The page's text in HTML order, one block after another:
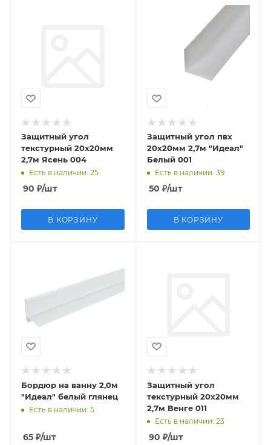
Защитный угол
текстурный 20х20мм
2,7м Ясень 004
Есть в наличии: 25
90 ₽/шт
В КОРЗИНУ
Защитный угол пвх
20х20мм 2,7м "Идеал"
Белый 001
Есть в наличии: 39
50 ₽/шт
В КОРЗИНУ
Бордюр на ванну 2,0м
"Идеал" белый глянец
Есть в наличии: 5
65 ₽/шт
Защитный угол
текстурный 20х20мм
2,7м Венге 011
Есть в наличии: 23
90 ₽/шт